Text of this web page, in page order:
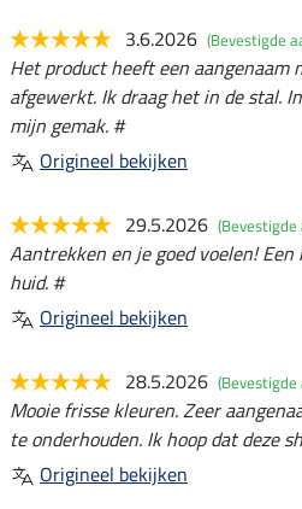
3.6.2026 (Bevestigde
Het product heeft een aangenaam
afgewerkt. Ik draag het in de stal.
mijn gemak. #
Origineel bekijken
29.5.2026 (Bevestigde
Aantrekken en je goed voelen!
huid. #
Origineel bekijken
28.5.2026 (Bevestigde
Mooie frisse kleuren. Zeer
te onderhouden. Ik hoop dat deze
Origineel bekijken